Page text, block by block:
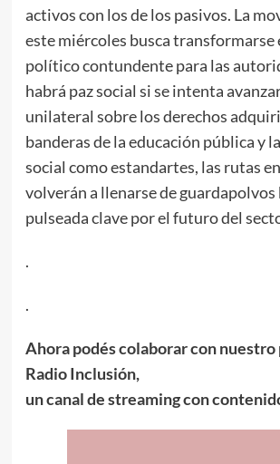
activos con los de los pasivos. La
este miércoles busca transformarse
político contundente para las
habrá paz social si se intenta
unilateral sobre los derechos
banderas de la educación pública y
social como estandartes, las rutas
volverán a llenarse de guardapolvos
pulseada clave por el futuro del
.
.
Ahora podés colaborar con
Radio Inclusión,
un canal de streaming con